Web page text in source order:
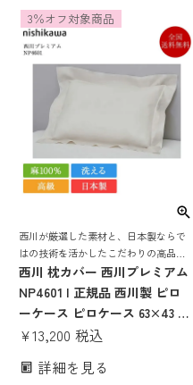
西川が厳選した素材と、日本製ならで
はの技術を活かしたこだわりの高品質
シリーズ！麻100%でさらっとした風合
いの枕カバー
西川 枕カバー 西川プレミアム
NP4601 | 正規品 西川製 ピロ
ーケース ピロケース 63×43 対
応 日本製 国産 麻100％ フレン
ベージュ ホワイト ネイビー 白
3％オフ対象商品
¥13,200 税込
詳細を見る